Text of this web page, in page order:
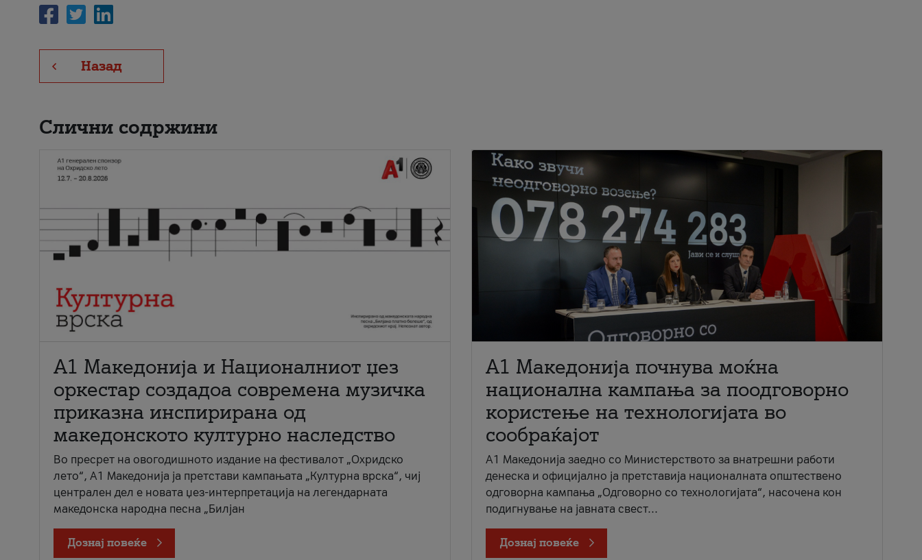
Назад
Слични содржини
А1 Македонија и Националниот џез
оркестар создадоа современа музичка
приказна инспирирана од
македонското културно наследство
Во пресрет на овогодишното издание на фестивалот „Охридско
лето“, А1 Македонија ја претстави кампањата „Културна врска“, чиј
централен дел е новата џез-интерпретација на легендарната
македонска народна песна „Билјан
Дознај повеќе
A1 Македонија почнува моќна
национална кампања за поодговорно
користење на технологијата во
сообраќајот
A1 Македонија заедно со Министерството за внатрешни работи
денеска и официјално ја претставија националната општествено
одговорна кампања „Одговорно со технологијата“, насочена кон
подигнување на јавната свест...
Дознај повеќе